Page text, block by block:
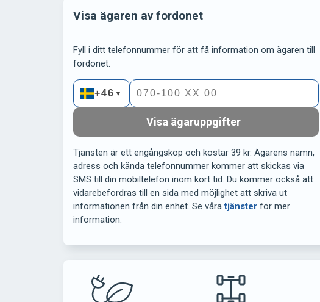
Visa ägaren av fordonet
Fyll i ditt telefonnummer för att få information om ägaren till
fordonet.
+46 ▼
Visa ägaruppgifter
Tjänsten är ett engångsköp och kostar 39 kr. Ägarens namn,
adress och kända telefonnummer kommer att skickas via
SMS till din mobiltelefon inom kort tid. Du kommer också att
vidarebefordras till en sida med möjlighet att skriva ut
informationen från din enhet. Se våratjänster för mer
information.